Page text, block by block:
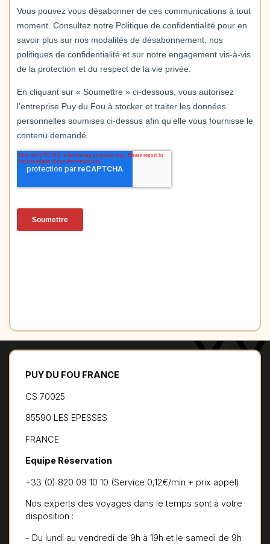
PUY DU FOU FRANCE
CS 70025
85590 LES EPESSES
FRANCE
Equipe Réservation
+33 (0) 820 09 10 10 (Service 0,12€/min + prix appel)
Nos experts des voyages dans le temps sont à votre
disposition :
- Du lundi au vendredi de 9h à 19h et le samedi de 9h